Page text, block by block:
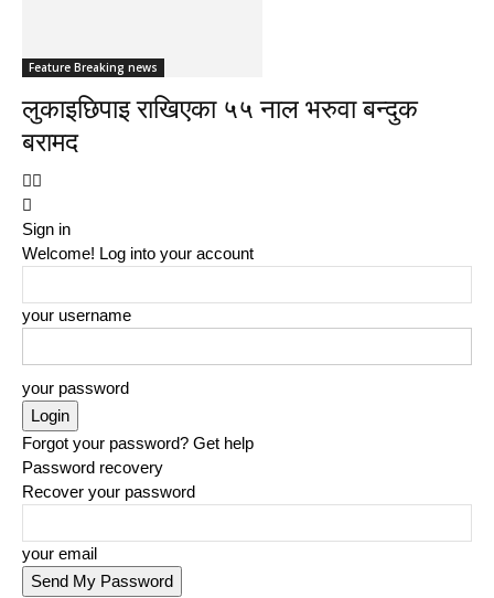
Feature Breaking news
लुकाइछिपाइ राखिएका ५५ नाल भरुवा बन्दुक
बरामद
Sign in
Welcome! Log into your account
your username
your password
Forgot your password? Get help
Password recovery
Recover your password
your email